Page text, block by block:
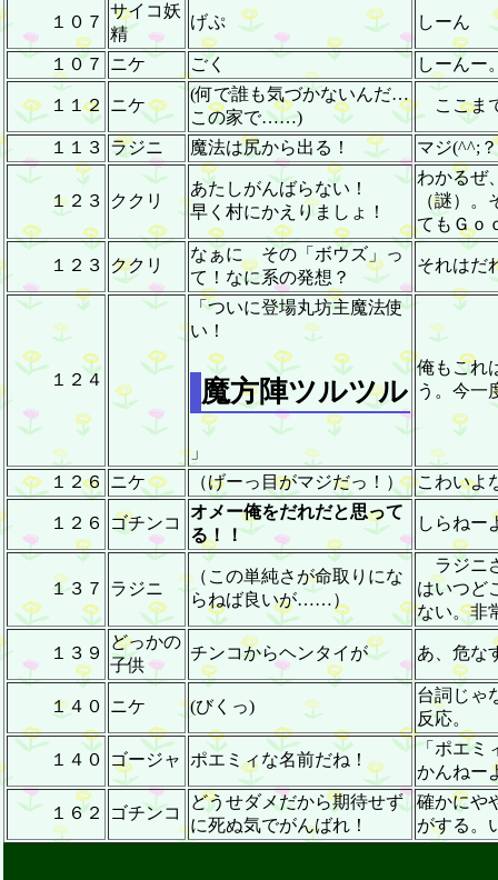
１０７
サイコ妖
精
げぷ しーん
１０７ ニケ ごく しーんー
１１２ ニケ
(何で誰も気づかないんだ…
この家で……)
ここまで
１１３ ラジニ 魔法は尻から出る！ マジ(^^;
１２３ ククリ
あたしがんばらない！
早く村にかえりましょ！
わかるぜ
（謎）
てもＧｏ
１２３ ククリ
なぁに その「ボウズ」っ
て！なに系の発想？
それはだ
１２４
「ついに登場丸坊主魔法使
い！
魔方陣ツルツル
」
俺もこれ
う。今一
１２６ ニケ （げーっ目がマジだっ！） こわいよ
１２６ ゴチンコ
オメー俺をだれだと思って
る！！
しらねー
１３７ ラジニ
（この単純さが命取りにな
らねば良いが……）
ラジニ
はいつど
ない。非
１３９
どっかの
子供
チンコからヘンタイが あ、危な
１４０ ニケ (びくっ)
台詞じゃ
反応。
１４０ ゴージャ ポエミィな名前だね！
「ポエミ
かんねー
１６２ ゴチンコ
どうせダメだから期待せず
に死ぬ気でがんばれ！
確かにや
がする。